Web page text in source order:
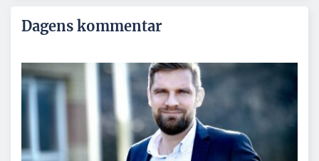
Dagens kommentar